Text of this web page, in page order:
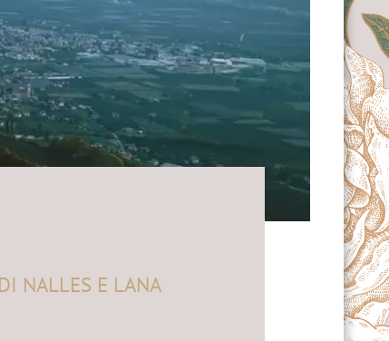
NALLES E LANA